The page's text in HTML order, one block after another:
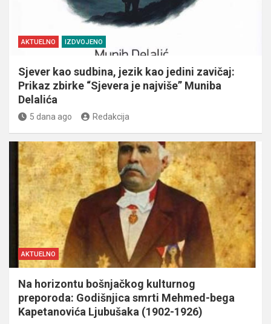
AKTUELNO IZDVOJENO
Sjever kao sudbina, jezik kao jedini zavičaj:
Prikaz zbirke “Sjevera je najviše” Muniba
Delalića
5 dana ago Redakcija
AKTUELNO
Na horizontu bošnjačkog kulturnog
preporoda: Godišnjica smrti Mehmed-bega
Kapetanovića Ljubušaka (1902-1926)